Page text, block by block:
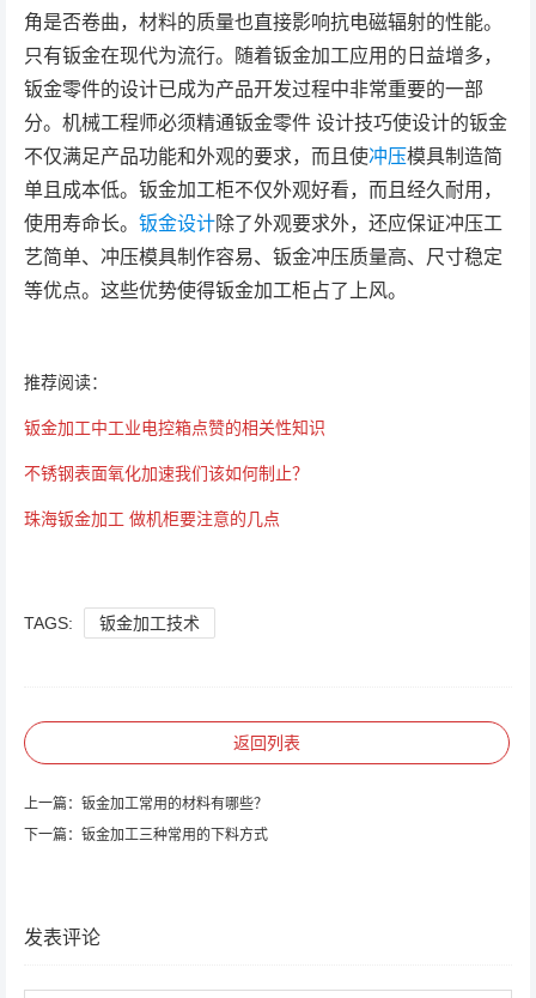
角是否卷曲，材料的质量也直接影响抗电磁辐射的性能。
只有钣金在现代为流行。随着钣金加工应用的日益增多，
钣金零件的设计已成为产品开发过程中非常重要的一部
分。机械工程师必须精通钣金零件 设计技巧使设计的钣金
不仅满足产品功能和外观的要求，而且使冲压模具制造简
单且成本低。钣金加工柜不仅外观好看，而且经久耐用，
使用寿命长。 钣金设计除了外观要求外，还应保证冲压工
艺简单、冲压模具制作容易、钣金冲压质量高、尺寸稳定
等优点。这些优势使得钣金加工柜占了上风。
推荐阅读：
钣金加工中工业电控箱点赞的相关性知识
不锈钢表面氧化加速我们该如何制止？
珠海钣金加工 做机柜要注意的几点
TAGS: 钣金加工技术
返回列表
上一篇： 钣金加工常用的材料有哪些？
下一篇： 钣金加工三种常用的下料方式
发表评论